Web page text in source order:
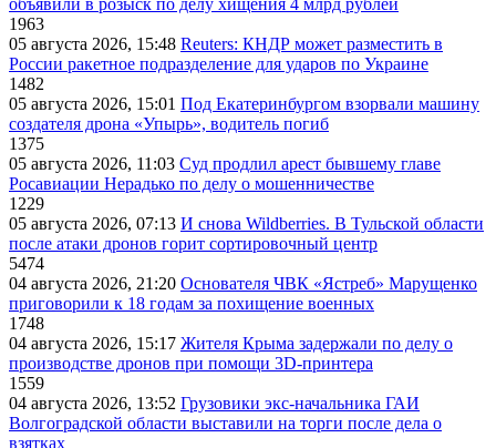
объявили в розыск по делу хищения 4 млрд рублей
1963
05 августа 2026, 15:48 Reuters: КНДР может разместить в
России ракетное подразделение для ударов по Украине
1482
05 августа 2026, 15:01 Под Екатеринбургом взорвали машину
создателя дрона «Упырь», водитель погиб
1375
05 августа 2026, 11:03 Суд продлил арест бывшему главе
Росавиации Нерадько по делу о мошенничестве
1229
05 августа 2026, 07:13 И снова Wildberries. В Тульской области
после атаки дронов горит сортировочный центр
5474
04 августа 2026, 21:20 Основателя ЧВК «Ястреб» Марущенко
приговорили к 18 годам за похищение военных
1748
04 августа 2026, 15:17 Жителя Крыма задержали по делу о
производстве дронов при помощи 3D‑принтера
1559
04 августа 2026, 13:52 Грузовики экс-начальника ГАИ
Волгоградской области выставили на торги после дела о
взятках